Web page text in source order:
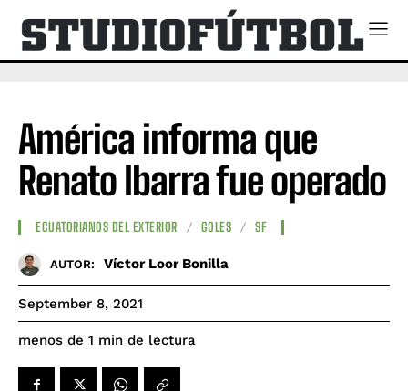
América informa que
Renato Ibarra fue operado
ECUATORIANOS DEL EXTERIOR GOLES SF
AUTOR: Víctor Loor Bonilla
September 8, 2021
menos de 1 min de lectura